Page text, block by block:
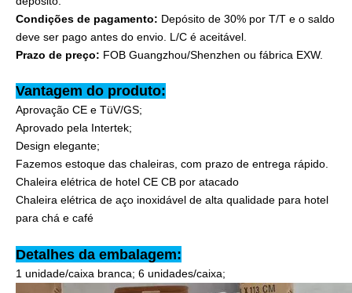
Condições de pagamento: Depósito de 30% por T/T e o saldo
deve ser pago antes do envio. L/C é aceitável.
Prazo de preço: FOB Guangzhou/Shenzhen ou fábrica EXW.
Vantagem do produto:
Aprovação CE e TüV/GS;
Aprovado pela Intertek;
Design elegante;
Fazemos estoque das chaleiras, com prazo de entrega rápido.
Chaleira elétrica de hotel CE CB por atacado
Chaleira elétrica de aço inoxidável de alta qualidade para hotel
para chá e café
Detalhes da embalagem:
1 unidade/caixa branca; 6 unidades/caixa;